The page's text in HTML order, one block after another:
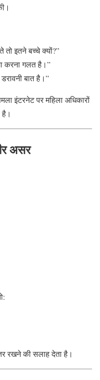
तो इतने बच्चे क्यों?”
करना गलत है।”
बात है।”
इंटरनेट पर महिला अधिकारों
असर
रखने की सलाह देता है।